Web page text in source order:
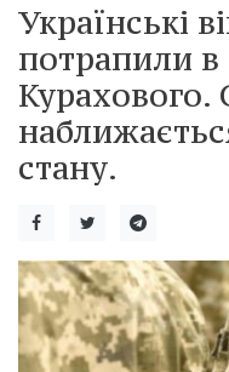
Українські
потрапили в
Курахового.
стану.